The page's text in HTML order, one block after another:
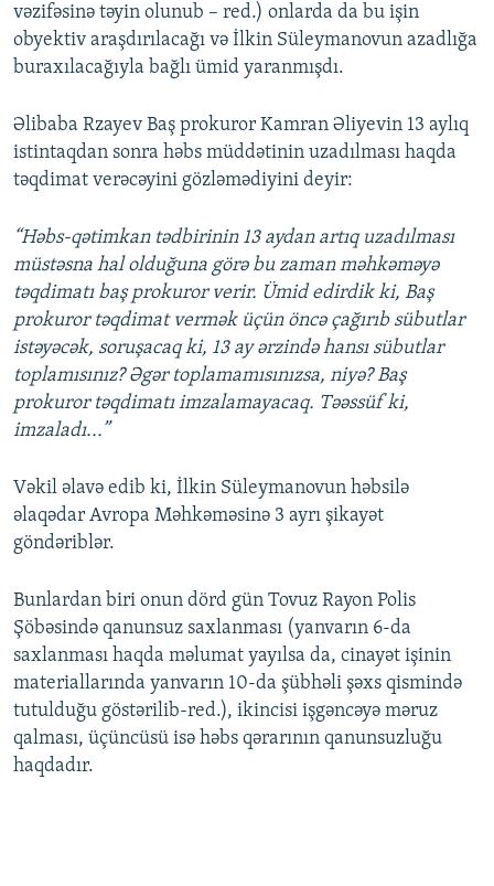
vəzifəsinə təyin olunub – red.) onlarda da bu işin
obyektiv araşdırılacağı və İlkin Süleymanovun azadlığa
buraxılacağıyla bağlı ümid yaranmışdı.
Əlibaba Rzayev Baş prokuror Kamran Əliyevin 13 aylıq
istintaqdan sonra həbs müddətinin uzadılması haqda
təqdimat verəcəyini gözləmədiyini deyir:
“Həbs-qətimkan tədbirinin 13 aydan artıq uzadılması
müstəsna hal olduğuna görə bu zaman məhkəməyə
təqdimatı baş prokuror verir. Ümid edirdik ki, Baş
prokuror təqdimat vermək üçün öncə çağırıb sübutlar
istəyəcək, soruşacaq ki, 13 ay ərzində hansı sübutlar
toplamısınız? Əgər toplamamısınızsa, niyə? Baş
prokuror təqdimatı imzalamayacaq. Təəssüf ki,
imzaladı...”
Vəkil əlavə edib ki, İlkin Süleymanovun həbsilə
əlaqədar Avropa Məhkəməsinə 3 ayrı şikayət
göndəriblər.
Bunlardan biri onun dörd gün Tovuz Rayon Polis
Şöbəsində qanunsuz saxlanması (yanvarın 6-da
saxlanması haqda məlumat yayılsa da, cinayət işinin
materiallarında yanvarın 10-da şübhəli şəxs qismində
tutulduğu göstərilib-red.), ikincisi işgəncəyə məruz
qalması, üçüncüsü isə həbs qərarının qanunsuzluğu
haqdadır.